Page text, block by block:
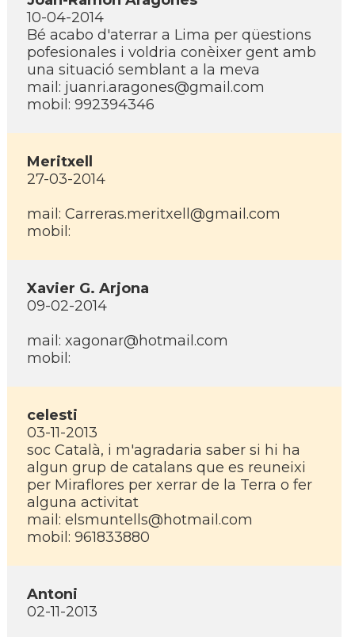
10-04-2014
Bé acabo d'aterrar a Lima per qüestions
pofesionales i voldria conèixer gent amb
una situació semblant a la meva
mail: juanri.aragones@gmail.com
mobil: 992394346
Meritxell
27-03-2014
mail: Carreras.meritxell@gmail.com
mobil:
Xavier G. Arjona
09-02-2014
mail: xagonar@hotmail.com
mobil:
celesti
03-11-2013
soc Català, i m'agradaria saber si hi ha
algun grup de catalans que es reuneixi
per Miraflores per xerrar de la Terra o fer
alguna activitat
mail: elsmuntells@hotmail.com
mobil: 961833880
Antoni
02-11-2013